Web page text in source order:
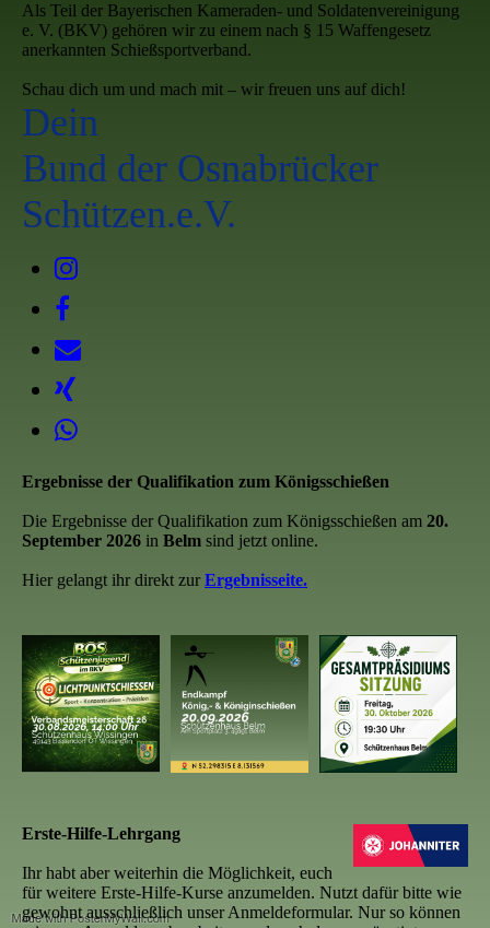
Als Teil der Bayerischen Kameraden- und Soldatenvereinigung
e. V. (BKV) gehören wir zu einem nach § 15 Waffengesetz
anerkannten Schießsportverband.
Schau dich um und mach mit – wir freuen uns auf dich!
Dein
Bund der Osnabrücker
Schützen.e.V.
Ergebnisse der Qualifikation zum Königsschießen
Die Ergebnisse der Qualifikation zum Königsschießen am 20.
September 2026 in Belm sind jetzt online.
Hier gelangt ihr direkt zurErgebnisseite.
Erste-Hilfe-Lehrgang
Ihr habt aber weiterhin die Möglichkeit, euch
für weitere Erste-Hilfe-Kurse anzumelden. Nutzt dafür bitte wie
gewohnt ausschließlich unser Anmeldeformular. Nur so können